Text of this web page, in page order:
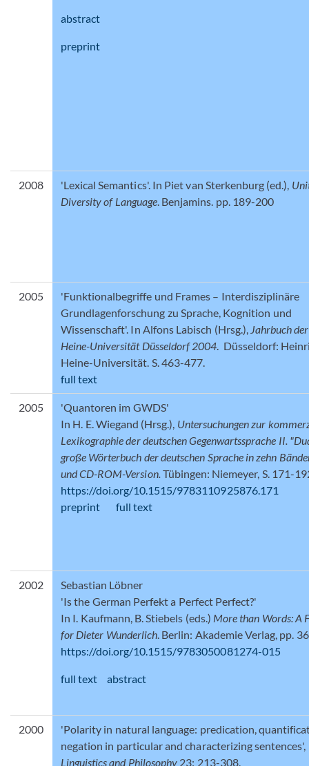
abstract
preprint
2008 'Lexical Semantics'. In Piet van Sterkenburg (ed.),
Diversity of Language. Benjamins. pp. 189-200
2005
'Funktionalbegriffe und Frames – Interdisziplinäre
Grundlagenforschung zu Sprache, Kognition und
Wissenschaft'. In Alfons Labisch (Hrsg.), Jahrbuch
Heine-Universität Düsseldorf 2004. Düsseldorf:
Heine-Universität. S. 463-477.
full text
2005
'Quantoren im GWDS'
In H. E. Wiegand (Hrsg.), Untersuchungen zur
Lexikographie der deutschen Gegenwartssprache II.
große Wörterbuch der deutschen Sprache in zehn
und CD-ROM-Version.Tübingen: Niemeyer, S. 171-
https://doi.org/10.1515/9783110925876.171
preprint
full text
2002
Sebastian Löbner
'Is the German Perfekt a Perfect Perfect?'
In I. Kaufmann, B. Stiebels (eds.) More than Words: A
for Dieter Wunderlich. Berlin: Akademie Verlag, pp.
https://doi.org/10.1515/9783050081274-015
full text abstract
2000
'Polarity in natural language: predication,
negation in particular and characterizing sentences',
Linguistics and Philosophy23: 213-308.